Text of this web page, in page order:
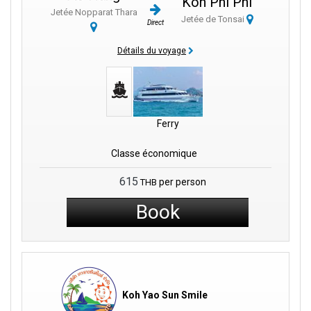
à proximité du pittoresque Ao Nang Krabi, l'embarcadère offre
une vue imprenable sur le vaste océan. Les plages de Thara
Les eaux scintillantes invitent les aventuriers à explorer les
mystères qu'elles recèlent.
Envie d'en savoir plus ? Prenez un bateau à longue queue et
découvrez les îles enchanteresses des environs. Koh Phi Phi et
Koh Phi font partie des nombreux joyaux qui vous attendent.
traditionnel sur la plage de Nopparat Thara.
Et pour les gourmands, la jetée est entourée d'une pléthore de
bars et de restaurants. La diversité des plats proposés, de
l'authentique cuisine thaïlandaise aux spécialités internationales,
dans l'ambiance des bars et des restaurants d'Ao Nang, au bord
de la plage.
Jetée Nopparat Thara
Direct Jetée de Tonsai
Détails du voyage
Ferry
Classe économique
615 THB per person
Book
Koh Yao Sun Smile